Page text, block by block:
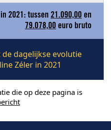
2021: tussen 21.090,00 en
79.078,00 euro bruto
dagelijkse evolutie
Zéler in 2021
die op deze pagina is